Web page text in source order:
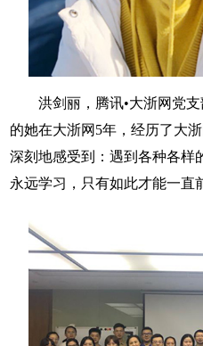
洪剑丽，腾讯•大浙网党
的她在大浙网5年，经历了大
深刻地感受到：遇到各种各样
永远学习，只有如此才能一直